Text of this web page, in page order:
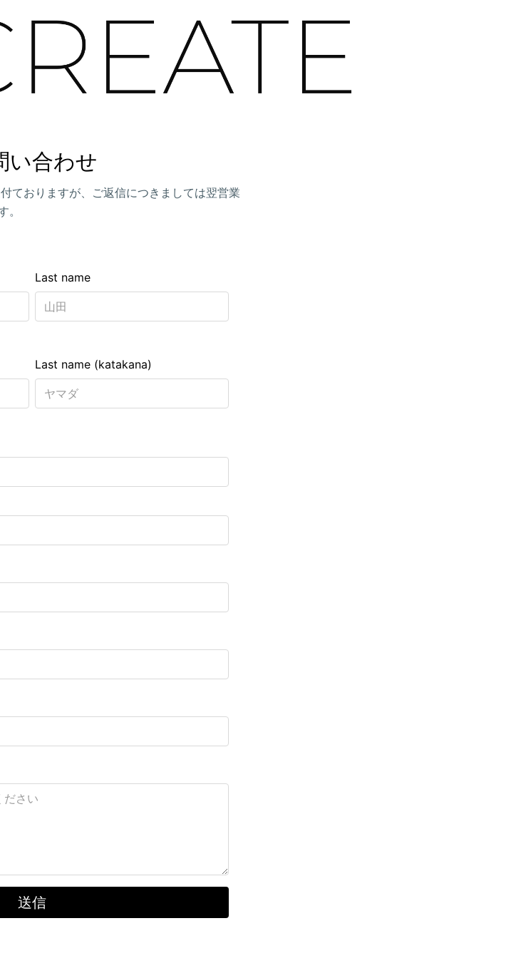
い合わせ
ておりますが、ご返信につきましては翌営業
。
Last name
Last name (katakana)
送信